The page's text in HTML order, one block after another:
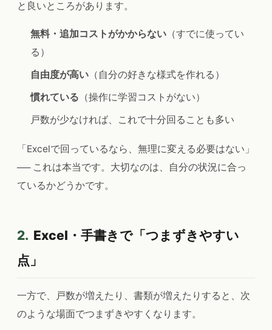
と良いところがあります。
無料・追加コストがかからない （すでに使ってい
る）
自由度が高い （自分の好きな様式を作れる）
慣れている （操作に学習コストがない）
戸数が少なければ、これで十分回ることも多い
「Excelで回っているなら、無理に変える必要はない」
── これは本当です。大切なのは、自分の状況に合っ
ているかどうかです。
2. Excel・手書きで「つまずきやすい
点」
一方で、戸数が増えたり、書類が増えたりすると、次
のような場面でつまずきやすくなります。